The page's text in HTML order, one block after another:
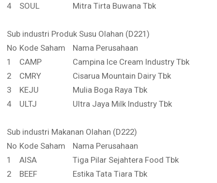
4
SOUL Mitra Tirta Buwana Tbk
Sub industri Produk Susu Olahan (D221)
No Kode Saham
Nama Perusahaan
1
CAMP
Campina Ice Cream Industry Tbk
2
CMRY
Cisarua Mountain Dairy Tbk
3
KEJU
Mulia Boga Raya Tbk
4
ULTJ Ultra Jaya Milk Industry Tbk
Sub industri Makanan Olahan (D222)
No Kode Saham
Nama Perusahaan
1
AISA
Tiga Pilar Sejahtera Food Tbk
2
BEEF
Estika Tata Tiara Tbk